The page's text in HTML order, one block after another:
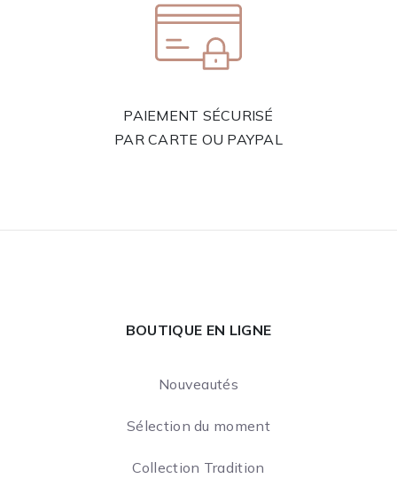
PAIEMENT SÉCURISÉ
PAR CARTE OU PAYPAL
BOUTIQUE EN LIGNE
Nouveautés
Sélection du moment
Collection Tradition